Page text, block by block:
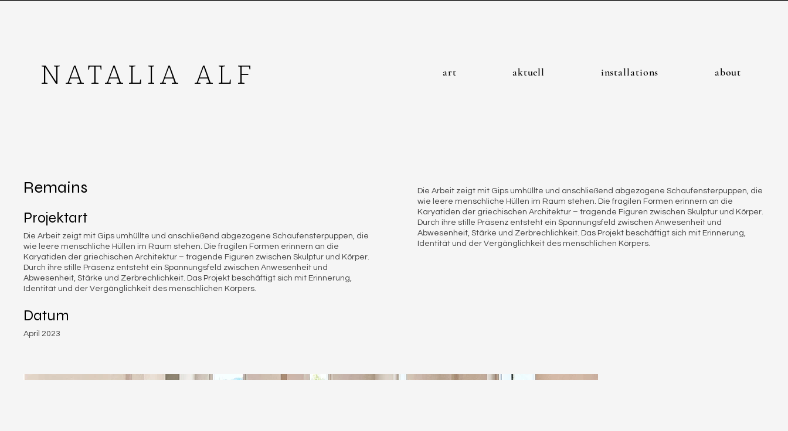
NATALIA ALF art aktuell installations about
Remains
Projektart
Die Arbeit zeigt mit Gips umhüllte und anschließend abgezogene Schaufensterpuppen, die
wie leere menschliche Hüllen im Raum stehen. Die fragilen Formen erinnern an die
Karyatiden der griechischen Architektur – tragende Figuren zwischen Skulptur und Körper.
Durch ihre stille Präsenz entsteht ein Spannungsfeld zwischen Anwesenheit und
Abwesenheit, Stärke und Zerbrechlichkeit. Das Projekt beschäftigt sich mit Erinnerung,
Identität und der Vergänglichkeit des menschlichen Körpers.
Datum
April 2023
Die Arbeit zeigt mit Gips umhüllte und anschließend abgezogene Schaufensterpuppen, die
wie leere menschliche Hüllen im Raum stehen. Die fragilen Formen erinnern an die
Karyatiden der griechischen Architektur – tragende Figuren zwischen Skulptur und Körper.
Durch ihre stille Präsenz entsteht ein Spannungsfeld zwischen Anwesenheit und
Abwesenheit, Stärke und Zerbrechlichkeit. Das Projekt beschäftigt sich mit Erinnerung,
Identität und der Vergänglichkeit des menschlichen Körpers.